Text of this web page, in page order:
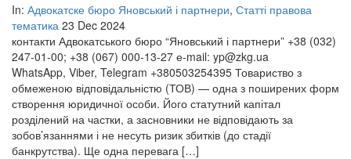
In: Адвокатске бюро Яновський і партнери, Статті правова
тематика 23 Dec 2024
контакти Адвокатського бюро “Яновський і партнери” +38 (032)
247-01-00; +38 (067) 000-13-27 е-mail: yp@zkg.ua
WhatsApp, Viber, Telegram +380503254395 Товариство з
обмеженою відповідальністю (ТОВ) — одна з поширених форм
створення юридичної особи. Його статутний капітал
розділений на частки, а засновники не відповідають за
зобов’язаннями і не несуть ризик збитків (до стадії
банкрутства). Ще одна перевага […]